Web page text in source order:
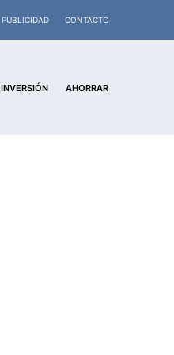
PUBLICIDAD CONTACTO
INVERSIÓN AHORRAR